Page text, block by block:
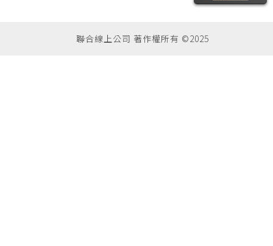
聯合線上公司 著作權所有 ©2025